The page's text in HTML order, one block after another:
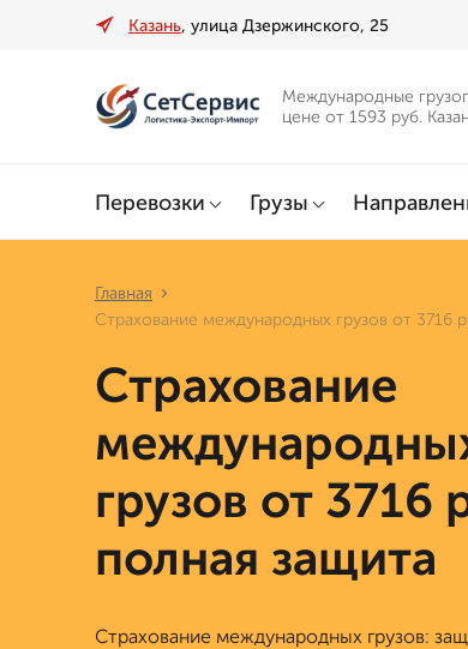
Казань, улица Дзержинского, 25
Международные
цене от 1593 руб.
Перевозки Грузы
Главная
Страхование международных грузов от 3716
Страхование
грузов от 3716
полная защита
Страхование международных грузов: